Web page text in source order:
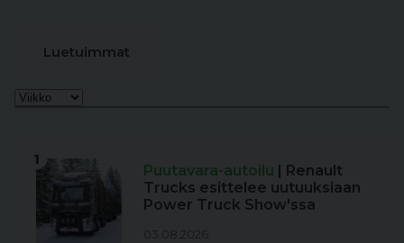
Luetuimmat
1
Puutavara-autoilu | Renault
Trucks esittelee uutuuksiaan
Power Truck Show'ssa
03.08.2026